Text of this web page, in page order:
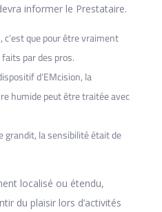
informer le Prestataire.
que pour être vraiment
par des pros.
d’EMcision, la
humide peut être traitée avec
grandit, la sensibilité était de
localisé ou étendu,
du plaisir lors d’activités